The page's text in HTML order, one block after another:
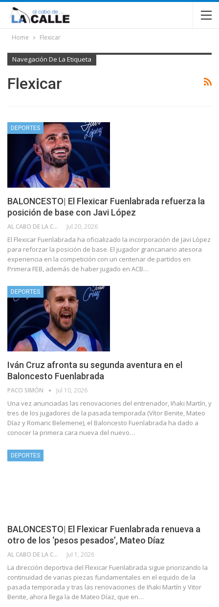
Home Flexicar
Navegación De La Etiqueta
Flexicar
DEPORTES
BALONCESTO| El Flexicar Fuenlabrada refuerza la
posición de base con Javi López
AL CABO DE LA CALLE Jul 20, 2026
El Flexicar Fuenlabrada ha oficializado la incorporación de Javi López
para reforzar la posición de base. El jugador grancanario atesora
experiencia en la competición con un centenar de partidos en
Primera FEB, además de haber jugado en ACB…
DEPORTES
Iván Cruz afronta su segunda aventura en el
Baloncesto Fuenlabrada
PACO SIMÓN Jul 10, 2026
Una vez anunciadas las renovaciones del entrenador, Iñaki Martín, y
tres de los jugadores de la pasada temporada (Vítor Benite, Mateo
Díaz y Romaric Belemene), el Baloncesto Fuenlabrada ha dado a
conocer la primera cara nueva del nuevo…
DEPORTES
BALONCESTO| El Flexicar Fuenlabrada renueva a
otro de los ‘pesos pesados’, Mateo Díaz
AL CABO DE LA CALLE Jul 1, 2026
La dirección deportiva del Flexicar Fuenlabrada sigue priorizando la
continuidad de varias piezas fundamentales en el equido de la
pasada temporada y tras las renovaciones de Iñaki Martín y Vitor
Benite, ahora llega la de Mateo Díaz, que en…